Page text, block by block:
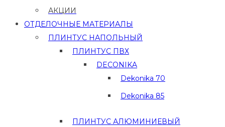
АКЦИИ
ОТДЕЛОЧНЫЕ МАТЕРИАЛЫ
ПЛИНТУС НАПОЛЬНЫЙ
ПЛИНТУС ПВХ
DECONIKA
Dekonika 70
Dekonika 85
ПЛИНТУС АЛЮМИНИЕВЫЙ